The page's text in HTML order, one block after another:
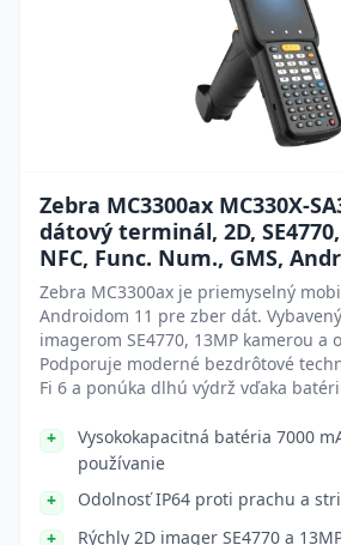
Zebra MC3300ax MC330X-
dátový terminál, 2D, SE4770,
NFC, Func. Num., GMS,
Zebra MC3300ax je priemyselný
Androidom 11 pre zber dát.
imagerom SE4770, 13MP kamerou a
Podporuje moderné bezdrôtové
Fi 6 a ponúka dlhú výdrž vďaka
Vysokokapacitná batéria 7000
používanie
Odolnosť IP64 proti prachu a
Rýchly 2D imager SE4770 a